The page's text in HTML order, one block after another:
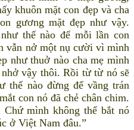
khuôn mặt con đẹp và cha
gương mặt đẹp như vậy.
thế nào để mỗi lần con
vẫn nở một nụ cười vì mình
như thuở nào cha mẹ mình
vậy thôi. Rồi từ từ nó sẽ
thế nào đừng để vầng trán
con nó đã chẻ chân chim.
mình không thể bắt nó
ở Việt Nam đâu.”